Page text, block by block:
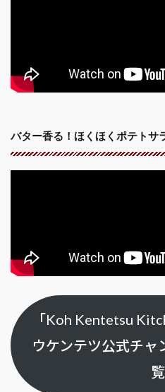
バター香る！ほくほくポテトサ
「Koh Kentetsu
ウケンテツ公式チャ
覧